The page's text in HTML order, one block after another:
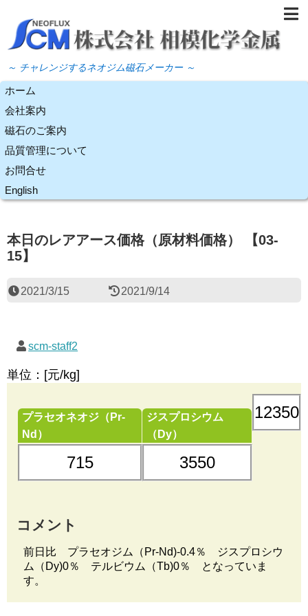
～ チャレンジするネオジム磁石メーカー ～
ホーム
会社案内
磁石のご案内
品質管理について
お問合せ
English
本日のレアアース価格（原材料価格） 【03-
15】
2021/3/15 2021/9/14
scm-staff2
単位：[元/kg]
プラセオネオジ（Pr-
Nd）
715
ジスプロシウム
（Dy）
3550
12350
コメント
前日比 プラセオジム（Pr-Nd)-0.4％ ジスプロシウ
ム（Dy)0％ テルビウム（Tb)0％ となっていま
す。